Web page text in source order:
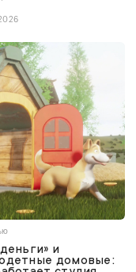
и
домовые: